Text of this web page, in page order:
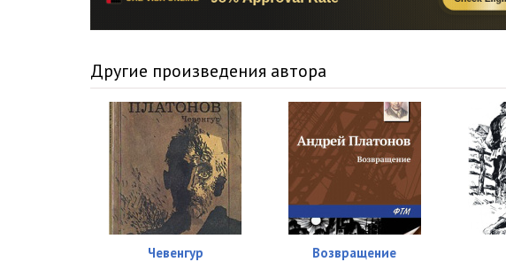
Другие произведения автора
Чевенгур Возвращение